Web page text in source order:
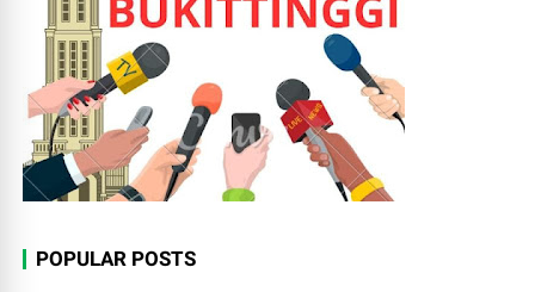
POPULAR POSTS